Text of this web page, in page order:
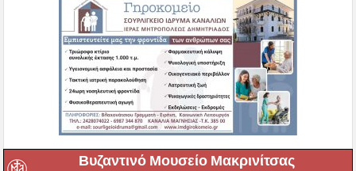
Βυζαντινό Μουσείο Μακρινίτσας